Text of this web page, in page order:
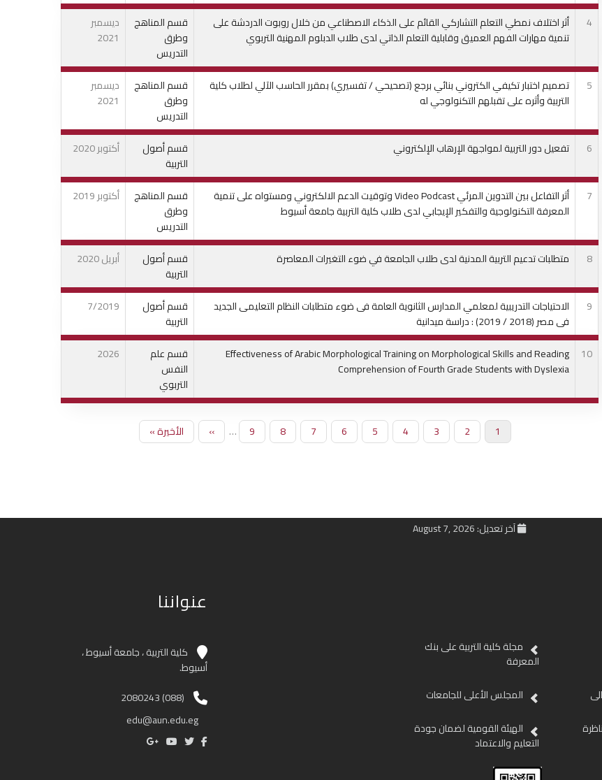
4
أثر اختلاف نمطي التعلم التشاركي القائم على الذكاء الاصطناعي من خلال روبوت الدردشة على
تنمية مهارات الفهم العميق وقابلية التعلم الذاتي لدى طلاب الدبلوم المهنية التربوي
قسم المناهج
وطرق
التدريس
ديسمبر
2021
5
تصميم اختبار تكيفي الكتروني بنائي برجع (تصحيحي / تفسيري) بمقرر الحاسب الآلي لطلاب كلية
التربية وأثره على تقبلهم التكنولوجي له
قسم المناهج
وطرق
التدريس
ديسمبر
2021
6 تفعيل دور التربية لمواجهة الإرهاب الإلكتروني
قسم أصول
التربية
أكتوبر 2020
7
أثر التفاعل بين التدوين المرئي Video Podcast وتوقيت الدعم الالكتروني ومستواه على تنمية
المعرفة التكنولوجية والتفكير الإيجابي لدى طلاب كلية التربية جامعة أسيوط
قسم المناهج
وطرق
التدريس
أكتوبر 2019
8 متطلبات تدعيم التربية المدنية لدى طلاب الجامعة في ضوء التغيرات المعاصرة
قسم أصول
التربية
أبريل 2020
9
الاحتياجات التدريبية لمعلمي المدارس الثانوية العامة فى ضوء متطلبات النظام التعليمى الجديد
فى مصر (2018 / 2019) : دراسة ميدانية
قسم أصول
التربية
7/2019
10
Effectiveness of Arabic Morphological Training on Morphological Skills and Reading
Comprehension of Fourth Grade Students with Dyslexia
قسم علم
النفس
التربوي
2026
Current
page
1 الصفحة
2 الصفحة
3 الصفحة
4 الصفحة
5 الصفحة
6 الصفحة
7 الصفحة
8 الصفحة
9
…
الصفحة
التالية
››
Last
page
الأخيرة »
آخر تعديل: August 7, 2026
مجلة كلية التربية على بنك
المعرفة
المجلس الأعلى للجامعات
الهيئة القومية لضمان جودة
التعليم والاعتماد
عنواننا
كلية التربية ، جامعة أسيوط ،
أسيوط.
(088) 2080243